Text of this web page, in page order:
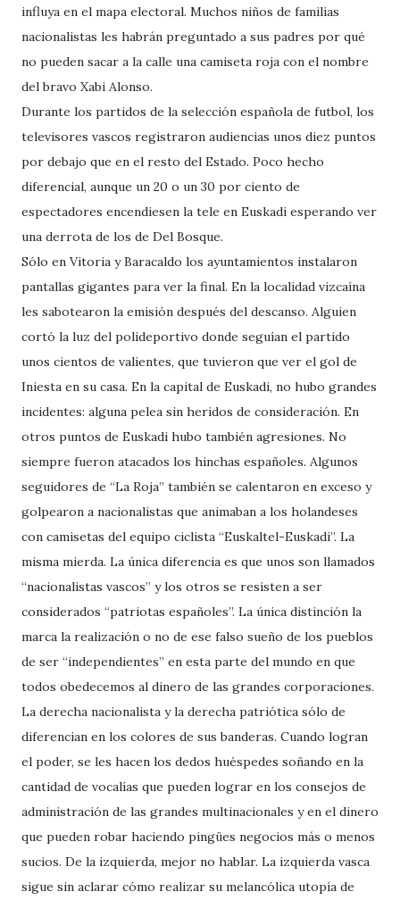
influya en el mapa electoral. Muchos niños de familias
nacionalistas les habrán preguntado a sus padres por qué
no pueden sacar a la calle una camiseta roja con el nombre
del bravo Xabi Alonso.
Durante los partidos de la selección española de futbol, los
televisores vascos registraron audiencias unos diez puntos
por debajo que en el resto del Estado. Poco hecho
diferencial, aunque un 20 o un 30 por ciento de
espectadores encendiesen la tele en Euskadi esperando ver
una derrota de los de Del Bosque.
Sólo en Vitoria y Baracaldo los ayuntamientos instalaron
pantallas gigantes para ver la final. En la localidad vizcaína
les sabotearon la emisión después del descanso. Alguien
cortó la luz del polideportivo donde seguían el partido
unos cientos de valientes, que tuvieron que ver el gol de
Iniesta en su casa. En la capital de Euskadi, no hubo grandes
incidentes: alguna pelea sin heridos de consideración. En
otros puntos de Euskadi hubo también agresiones. No
siempre fueron atacados los hinchas españoles. Algunos
seguidores de “La Roja” también se calentaron en exceso y
golpearon a nacionalistas que animaban a los holandeses
con camisetas del equipo ciclista “Euskaltel-Euskadi”. La
misma mierda. La única diferencia es que unos son llamados
“nacionalistas vascos” y los otros se resisten a ser
considerados “patriotas españoles”. La única distinción la
marca la realización o no de ese falso sueño de los pueblos
de ser “independientes” en esta parte del mundo en que
todos obedecemos al dinero de las grandes corporaciones.
La derecha nacionalista y la derecha patriótica sólo de
diferencian en los colores de sus banderas. Cuando logran
el poder, se les hacen los dedos huéspedes soñando en la
cantidad de vocalías que pueden lograr en los consejos de
administración de las grandes multinacionales y en el dinero
que pueden robar haciendo pingües negocios más o menos
sucios. De la izquierda, mejor no hablar. La izquierda vasca
sigue sin aclarar cómo realizar su melancólica utopía de